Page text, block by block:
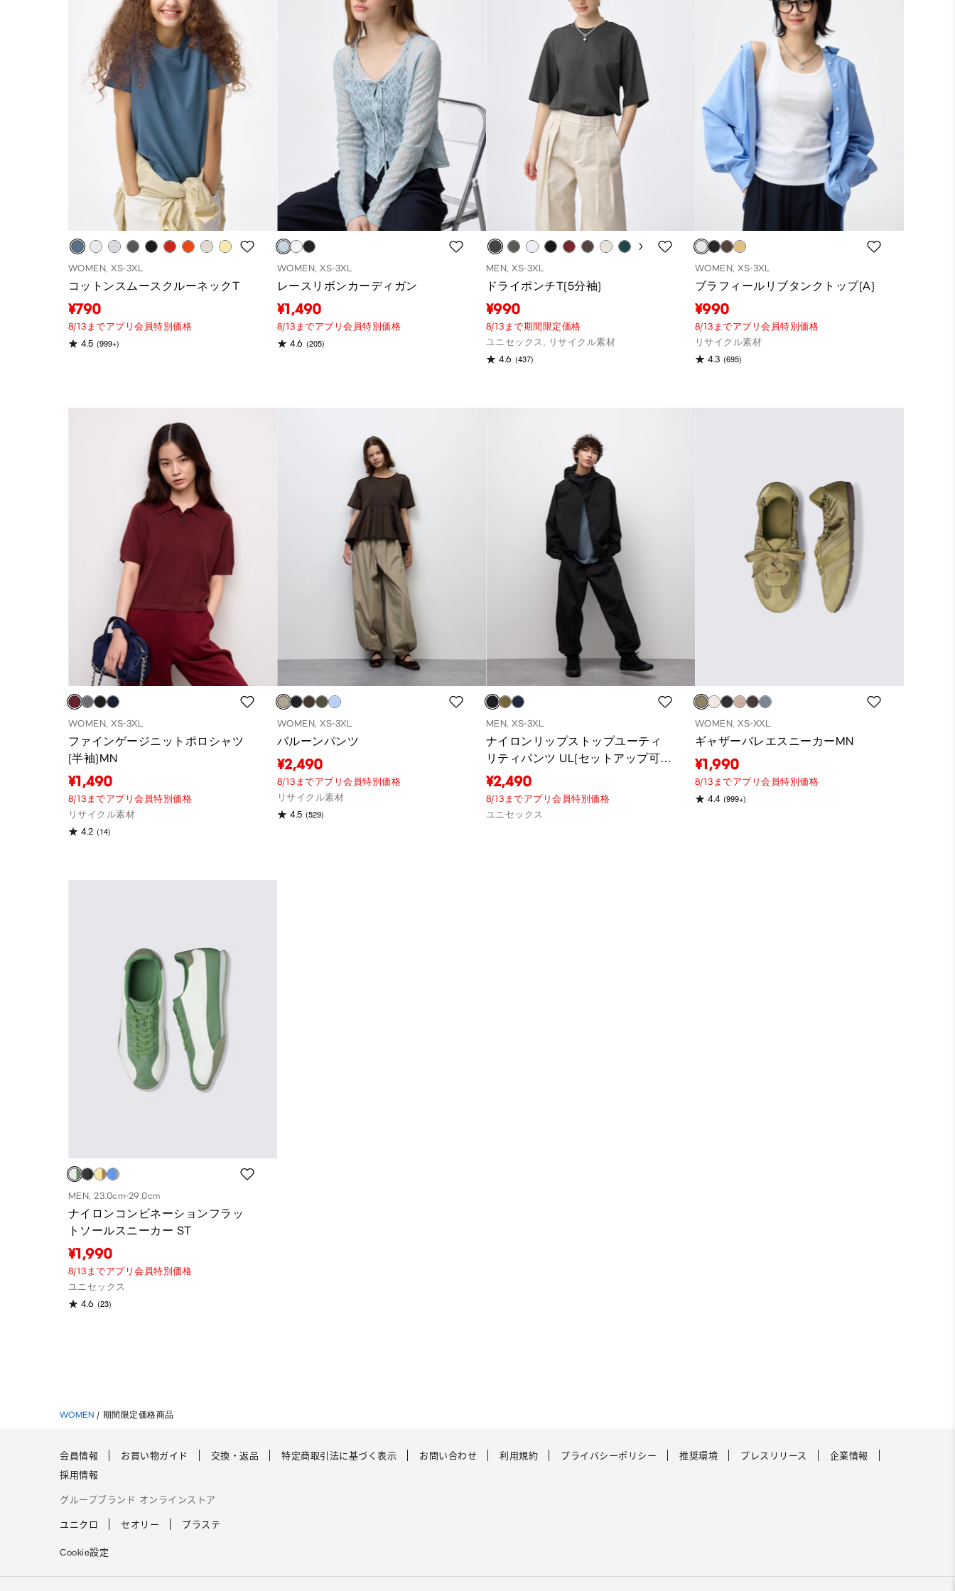
WOMEN, XS-3XL
コットンスムースクルーネックT
¥790
8/13までアプリ会員特別価格
4.5 (999+)
WOMEN, XS-3XL
レースリボンカーディガン
¥1,490
8/13までアプリ会員特別価格
4.6 (205)
MEN, XS-3XL
ドライポンチT(5分袖)
¥990
8/13まで期間限定価格
ユニセックス, リサイクル素材
4.6 (437)
WOMEN, XS-3XL
ブラフィールリブタンクトップ(A)
¥990
8/13までアプリ会員特別価格
リサイクル素材
4.3 (695)
WOMEN, XS-3XL
ファインゲージニットポロシャツ
(半袖)MN
¥1,490
8/13までアプリ会員特別価格
リサイクル素材
4.2 (14)
WOMEN, XS-3XL
バルーンパンツ
¥2,490
8/13までアプリ会員特別価格
リサイクル素材
4.5 (529)
MEN, XS-3XL
ナイロンリップストップユーティ
リティパンツ UL(セットアップ可
能)
¥2,490
8/13までアプリ会員特別価格
ユニセックス
WOMEN, XS-XXL
ギャザーバレエスニーカーMN
¥1,990
8/13までアプリ会員特別価格
4.4 (999+)
MEN, 23.0cm-29.0cm
ナイロンコンビネーションフラッ
トソールスニーカー ST
¥1,990
8/13までアプリ会員特別価格
ユニセックス
4.6 (23)
WOMEN / 期間限定価格商品
会員情報 お買い物ガイド 交換・返品 特定商取引法に基づく表示 お問い合わせ 利用規約 プライバシーポリシー 推奨環境 プレスリリース
企業情報
採用情報
グループブランド オンラインストア
ユニクロ セオリー プラステ
Cookie設定